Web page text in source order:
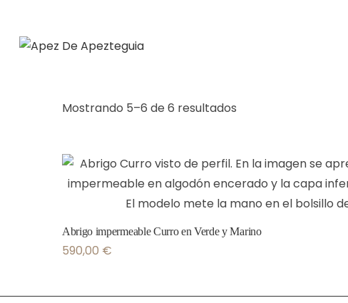
Mostrando 5–6 de 6 resultados
Abrigo impermeable Curro en Verde y Marino
590,00 €